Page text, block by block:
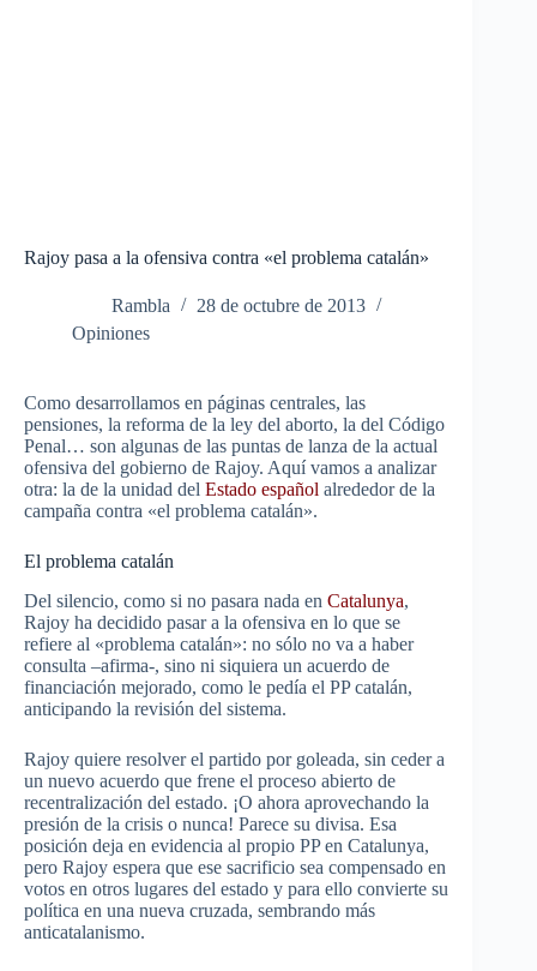
Rajoy pasa a la ofensiva contra «el problema catalán»
Rambla
28 de octubre de 2013
Opiniones
Como desarrollamos en páginas centrales, las
pensiones, la reforma de la ley del aborto, la del Código
Penal… son algunas de las puntas de lanza de la actual
ofensiva del gobierno de Rajoy. Aquí vamos a analizar
otra: la de la unidad del Estado español alrededor de la
campaña contra «el problema catalán».
El problema catalán
Del silencio, como si no pasara nada en Catalunya,
Rajoy ha decidido pasar a la ofensiva en lo que se
refiere al «problema catalán»: no sólo no va a haber
consulta –afirma-, sino ni siquiera un acuerdo de
financiación mejorado, como le pedía el PP catalán,
anticipando la revisión del sistema.
Rajoy quiere resolver el partido por goleada, sin ceder a
un nuevo acuerdo que frene el proceso abierto de
recentralización del estado. ¡O ahora aprovechando la
presión de la crisis o nunca! Parece su divisa. Esa
posición deja en evidencia al propio PP en Catalunya,
pero Rajoy espera que ese sacrificio sea compensado en
votos en otros lugares del estado y para ello convierte su
política en una nueva cruzada, sembrando más
anticatalanismo.